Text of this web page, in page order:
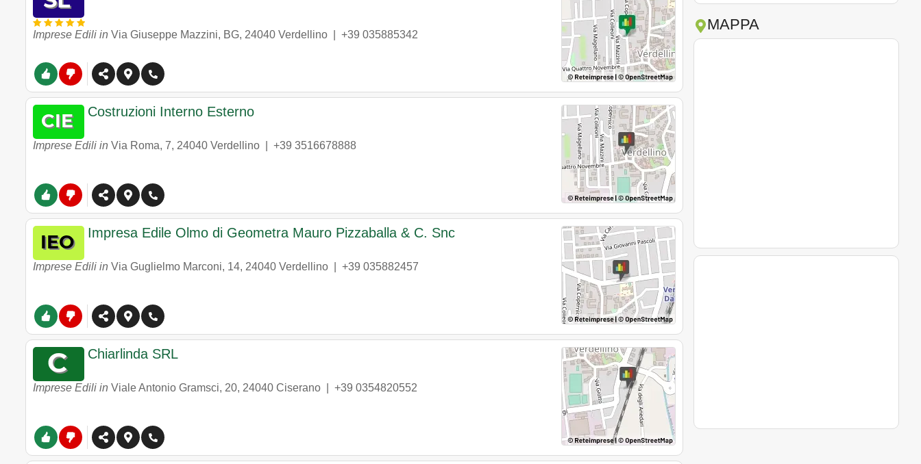
Imprese Edili in Via Giuseppe Mazzini, BG, 24040 Verdellino +39 035885342
Costruzioni Interno Esterno
Imprese Edili in Via Roma, 7, 24040 Verdellino +39 3516678888
Impresa Edile Olmo di Geometra Mauro Pizzaballa & C. Snc
Imprese Edili in Via Guglielmo Marconi, 14, 24040 Verdellino +39 035882457
Chiarlinda SRL
Imprese Edili in Viale Antonio Gramsci, 20, 24040 Ciserano +39 0354820552
MAPPA